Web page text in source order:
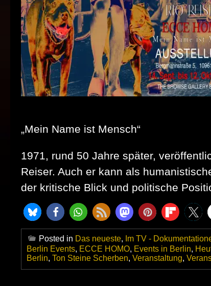
„Mein Name ist Mensch“
1971, rund 50 Jahre später,
Reiser. Auch er kann als
der kritische Blick und politische
Posted in Das neueste, Im TV -
Berlin Events, ECCE HOMO, Events in Berlin,
Berlin, Ton Steine Scherben, Veranstaltung,